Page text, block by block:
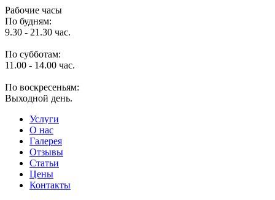
Рабочие часы
По будням:
9.30 - 21.30 час.
По субботам:
11.00 - 14.00 час.
По воскресеньям:
Выходной день.
Услуги
O нас
Галерея
Отзывы
Статьи
Цены
Контакты